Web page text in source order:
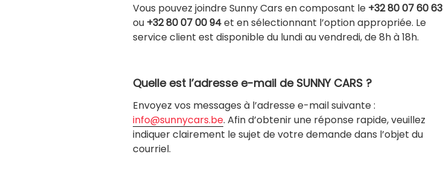
Vous pouvez joindre Sunny Cars en composant le +32 80 07 60 63
ou +32 80 07 00 94et en sélectionnant l’option appropriée. Le
service client est disponible du lundi au vendredi, de 8h à 18h.
Quelle est l’adresse e-mail de SUNNY CARS ?
Envoyez vos messages à l’adresse e-mail suivante :
info@sunnycars.be. Afin d’obtenir une réponse rapide, veuillez
indiquer clairement le sujet de votre demande dans l’objet du
courriel.